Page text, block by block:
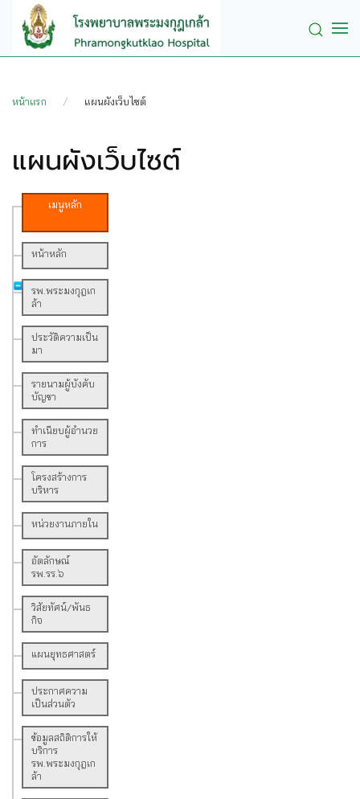
Skip to main content
หน้าแรก แผนผังเว็บไซต์
แผนผังเว็บไซต์
เมนูหลัก
หน้าหลัก
รพ.พระมงกุฎเก
ล้า
ประวัติความเป็น
มา
รายนามผู้บังคับ
บัญชา
ทำเนียบผู้อำนวย
การ
โครงสร้างการ
บริหาร
หน่วยงานภายใน
อัตลักษณ์
รพ.รร.๖
วิสัยทัศน์/พันธ
กิจ
แผนยุทธศาสตร์
ประกาศความ
เป็นส่วนตัว
ข้อมูลสถิติการให้
บริการ
รพ.พระมงกุฎเก
ล้า